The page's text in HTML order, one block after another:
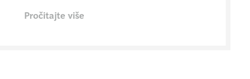
Pročitajte više